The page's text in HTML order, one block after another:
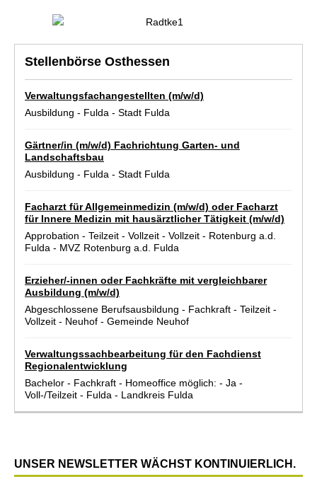
Stellenbörse Osthessen
Verwaltungsfachangestellten (m/w/d)
Ausbildung - Fulda - Stadt Fulda
Gärtner/in (m/w/d) Fachrichtung Garten- und
Landschaftsbau
Ausbildung - Fulda - Stadt Fulda
Facharzt für Allgemeinmedizin (m/w/d) oder Facharzt
für Innere Medizin mit hausärztlicher Tätigkeit (m/w/d)
Approbation - Teilzeit - Vollzeit - Vollzeit - Rotenburg a.d.
Fulda - MVZ Rotenburg a.d. Fulda
Erzieher/-innen oder Fachkräfte mit vergleichbarer
Ausbildung (m/w/d)
Abgeschlossene Berufsausbildung - Fachkraft - Teilzeit -
Vollzeit - Neuhof - Gemeinde Neuhof
Verwaltungssachbearbeitung für den Fachdienst
Regionalentwicklung
Bachelor - Fachkraft - Homeoffice möglich: - Ja -
Voll-/Teilzeit - Fulda - Landkreis Fulda
UNSER NEWSLETTER WÄCHST KONTINUIERLICH.